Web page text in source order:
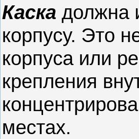
Каска должна
корпусу. Это
корпуса или
крепления
местах.